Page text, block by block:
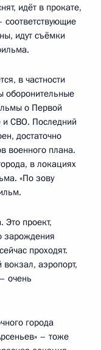
идёт в прокате,
соответствующие
идут съёмки
в частности
оборонительные
о Первой
и СВО. Последний
достаточно
военного плана.
в локациях
«По зову
проект,
зарождения
проходят.
аэропорт,
очень
города
– тоже